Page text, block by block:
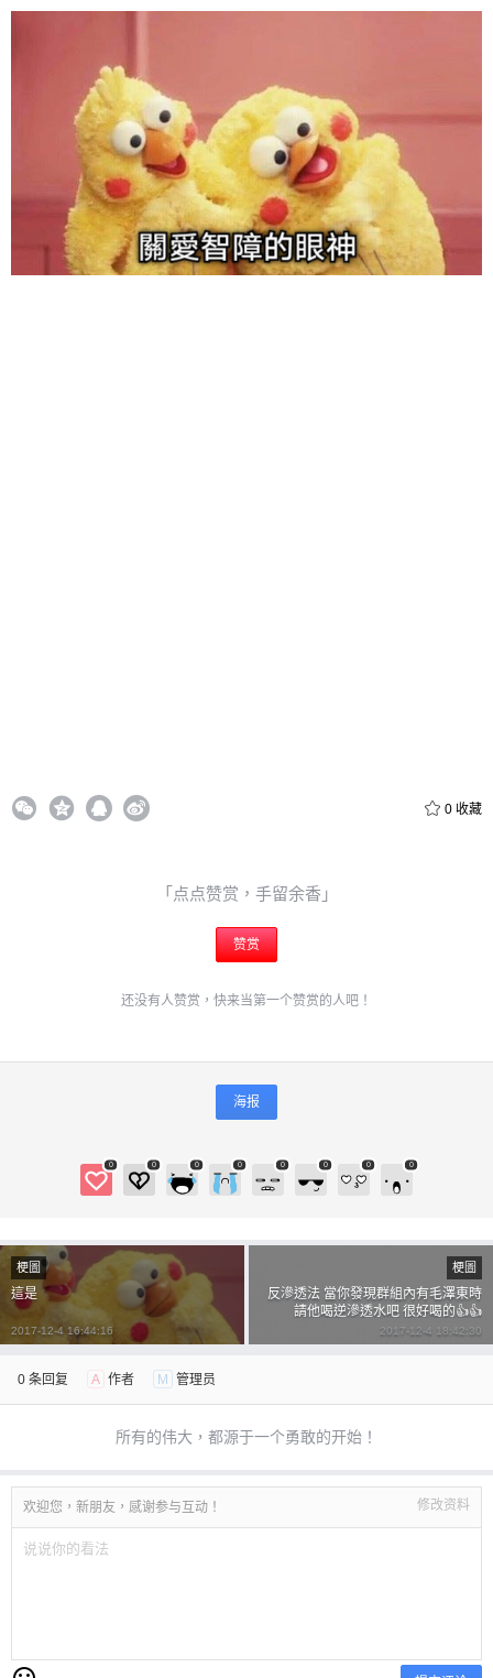
0 收藏
「点点赞赏，手留余香」
赞赏
还没有人赞赏，快来当第一个赞赏的人吧！
海报
0 0 0 0 0 0 0 0
给admin打赏
2 元 5 元 10
20 元 50 元 自定义
付费内容
梗圖
這是
2017-12-4 16:44:16
梗圖
反滲透法 當你發現群組內有毛澤東時
請他喝逆滲透水吧 很好喝的👍👍
2017-12-4 18:42:30
0 条回复 A 作者 M 管理员
所有的伟大，都源于一个勇敢的开始！
欢迎您，新朋友，感谢参与互动！ 修改资料